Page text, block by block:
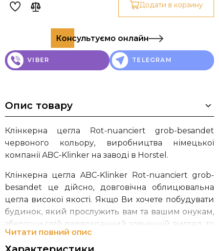
Додати в корзину
Консультуємо онлайн
VIBER TELEGRAM
Опис товару
Клінкерна цегла Rot-nuanciert grob-besandet
червоного кольору, виробництва німецької
компанії ABC-Klinker на заводі в Horstel.
Клінкерна цегла ABC-Klinker Rot-nuanciert grob-
besandet це дійсно, довговічна облицювальна
цегла високої якості. Якщо Ви хочете побудувати
будинок, який прослужить вам та вашим онукам,
зберігши свій первозданний зовнішній вигляд, то
клінкерна цегла від ABC-Klinker це саме те, що
Вам потрібно! Особливою відмітною ознакою
Читати повний опис